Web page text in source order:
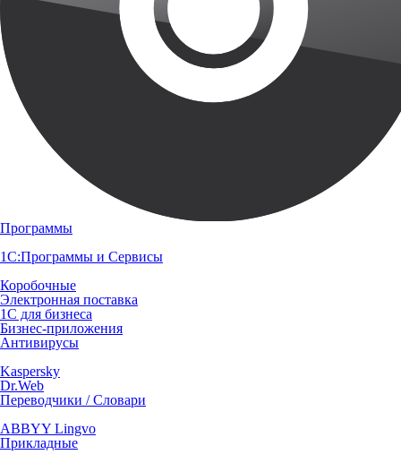
Программы
1С:Программы и Сервисы
Коробочные
Электронная поставка
1С для бизнеса
Бизнес-приложения
Антивирусы
Kaspersky
Dr.Web
Переводчики / Словари
ABBYY Lingvo
Прикладные